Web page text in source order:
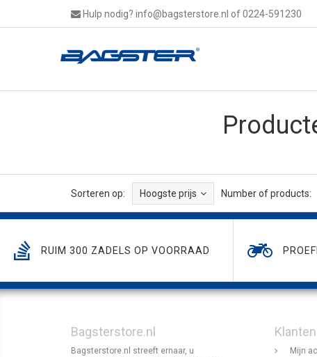
Hulp nodig? info@bagsterstore.nl of 0224-591230
Sorteren op: Hoogste prijs Number of products:
RUIM 300 ZADELS OP VOORRAAD
Bagsterstore.nl
Bagsterstore.nl streeft ernaar, u
Mijn